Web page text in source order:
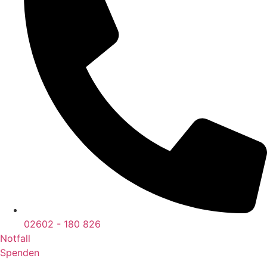
02602 - 180 826
Notfall
Spenden